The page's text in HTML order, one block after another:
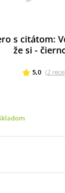
s citátom:
že si -
5,0 (2